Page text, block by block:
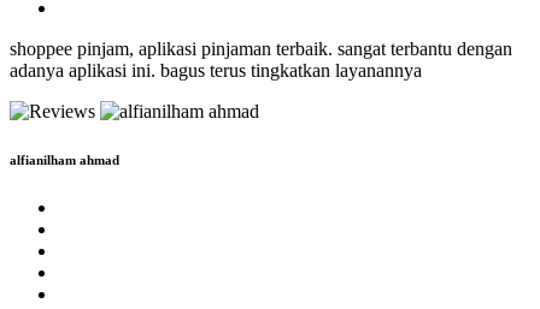
shoppee pinjam, aplikasi pinjaman terbaik. sangat terbantu dengan
adanya aplikasi ini. bagus terus tingkatkan layanannya
alfianilham ahmad